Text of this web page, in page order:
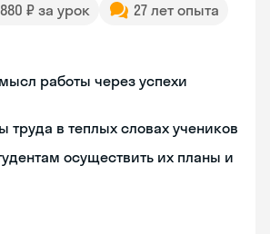
₽ за урок
27 лет опыта
работы через успехи
труда в теплых словах учеников
осуществить их планы и